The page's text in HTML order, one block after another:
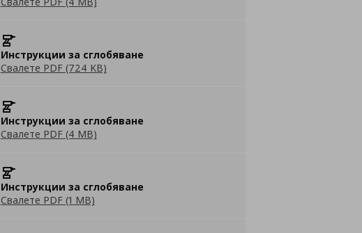
Инструкции за сглобяване
Свалете PDF (724 KB)
Инструкции за сглобяване
Свалете PDF (4 MB)
Инструкции за сглобяване
Свалете PDF (1 MB)